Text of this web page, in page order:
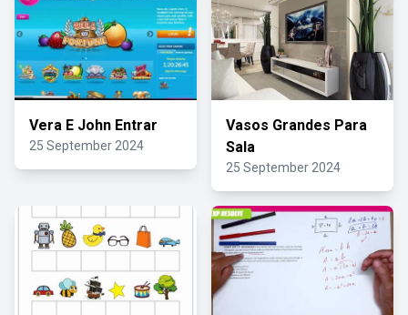
Vera E John Entrar
25 September 2024
Vasos Grandes Para
Sala
25 September 2024